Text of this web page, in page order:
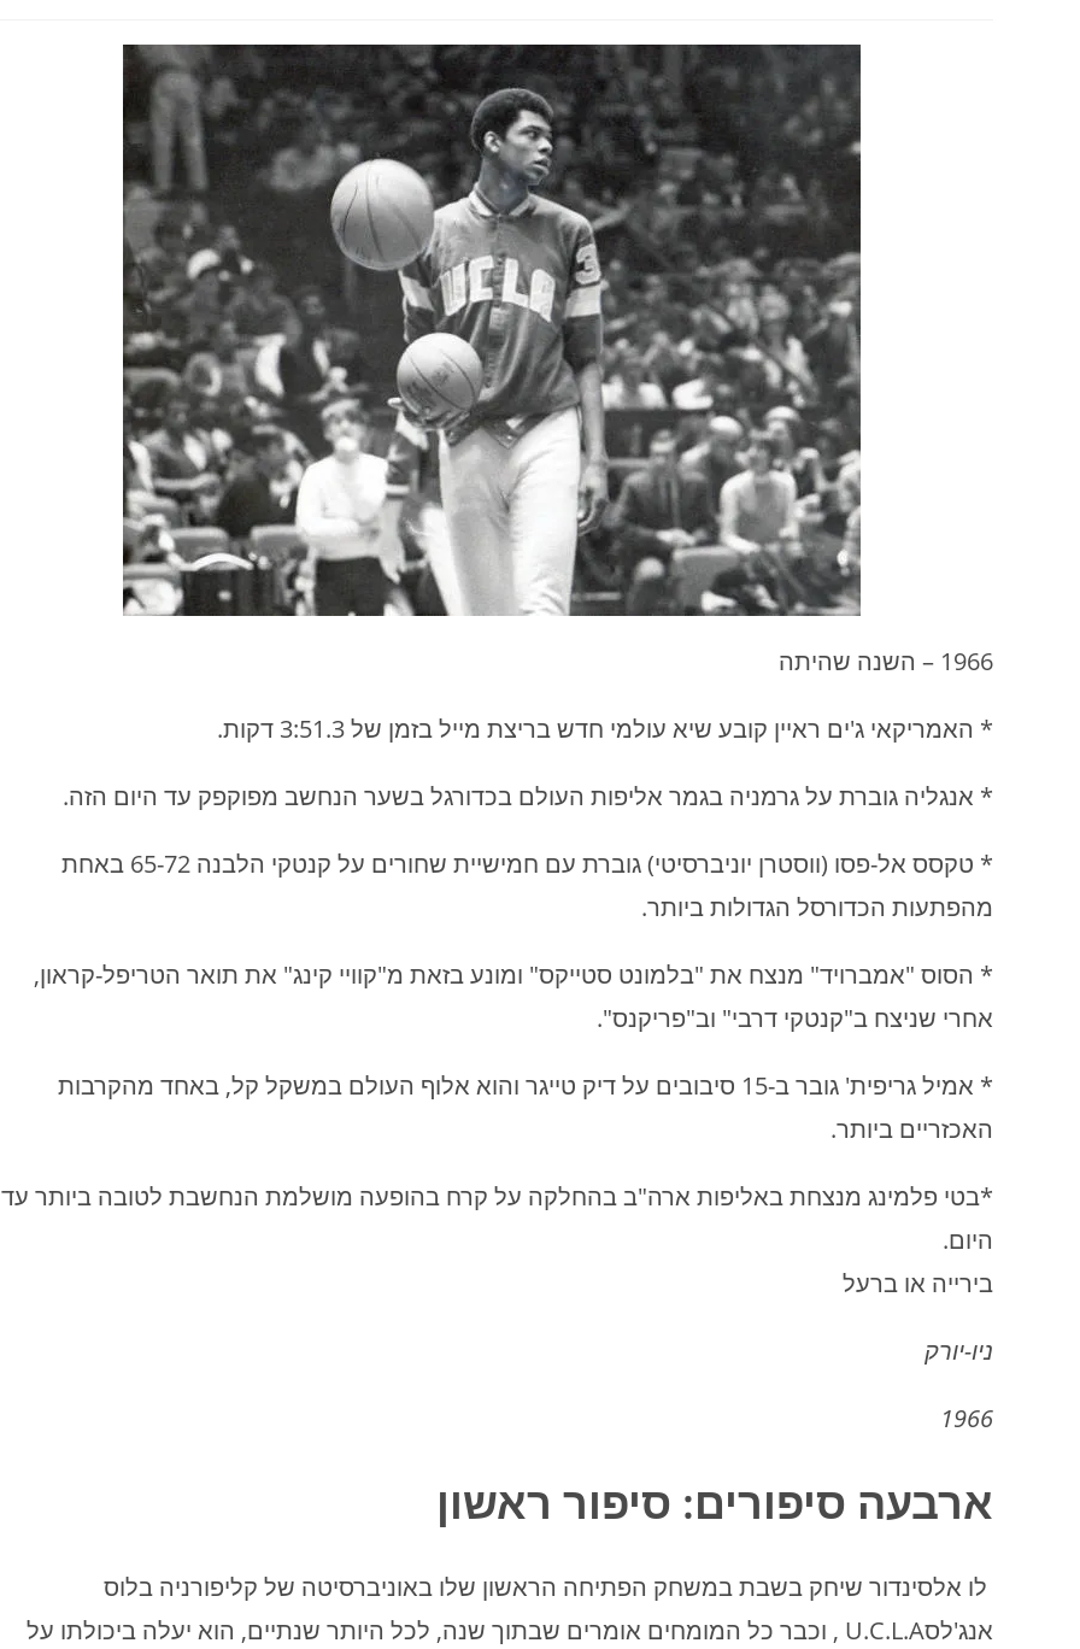
1966 – השנה שהיתה
* האמריקאי ג'ים ראיין קובע שיא עולמי חדש בריצת מייל בזמן של 3:51.3 דקות.
* אנגליה גוברת על גרמניה בגמר אליפות העולם בכדורגל בשער הנחשב מפוקפק עד היום הזה.
* טקסס אל-פסו (ווסטרן יוניברסיטי) גוברת עם חמישיית שחורים על קנטקי הלבנה 65-72 באחת
מהפתעות הכדורסל הגדולות ביותר.
* הסוס "אמברויד" מנצח את "בלמונט סטייקס" ומונע בזאת מ"קוויי קינג" את תואר הטריפל-קראון,
אחרי שניצח ב"קנטקי דרבי" וב"פריקנס".
* אמיל גריפית' גובר ב-15 סיבובים על דיק טייגר והוא אלוף העולם במשקל קל, באחד מהקרבות
האכזריים ביותר.
*בטי פלמינג מנצחת באליפות ארה"ב בהחלקה על קרח בהופעה מושלמת הנחשבת לטובה ביותר עד
היום.
בירייה או ברעל
ניו-יורק
1966
ארבעה סיפורים: סיפור ראשון
לו אלסינדור שיחק בשבת במשחק הפתיחה הראשון שלו באוניברסיטה של קליפורניה בלוס
אנג'לסU.C.L.A , וכבר כל המומחים אומרים שבתוך שנה, לכל היותר שנתיים, הוא יעלה ביכולתו על